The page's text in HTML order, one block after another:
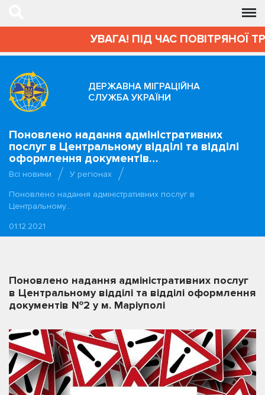
УВАГА! ПІД ЧАС ПОВІТРЯНОЇ
ДЕРЖАВНА МІГРАЦІЙНА
СЛУЖБА УКРАЇНИ
Поновлено надання адміністративних
послуг в Центральному відділі та відділі
оформлення документів…
Всі новини
У регіонах
Поновлено надання адміністративних послуг в
Центральному…
01.12.2021
Поновлено надання адміністративних послуг
в Центральному відділі та відділі оформлення
документів №2 у м. Маріуполі